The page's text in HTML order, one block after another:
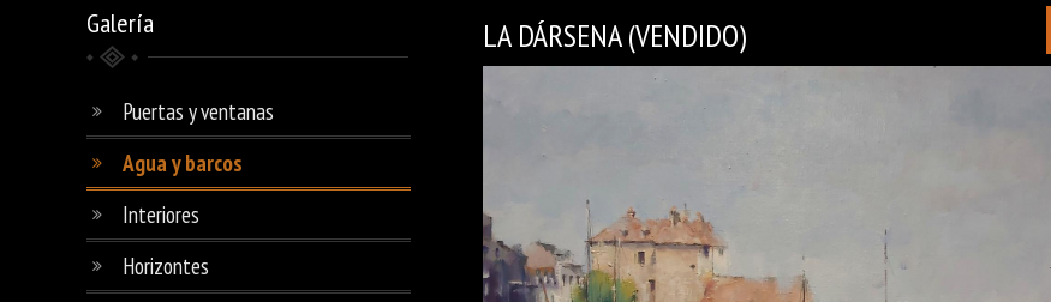
Galería
Puertas y ventanas
Agua y barcos
Interiores
Horizontes
LA DÁRSENA (VENDIDO)